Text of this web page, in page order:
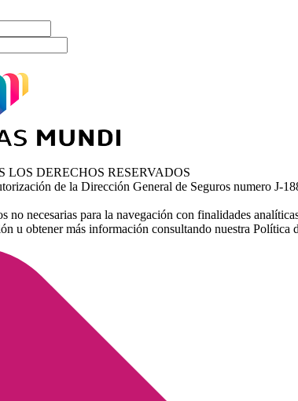
LOS DERECHOS RESERVADOS
de la Dirección General de Seguros numero J-
no necesarias para la navegación con finalidades
u obtener más información consultando nuestra Política